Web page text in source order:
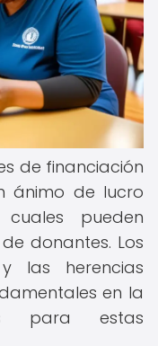
de financiación
ánimo de lucro
pueden
donantes. Los
las herencias
en la
para estas